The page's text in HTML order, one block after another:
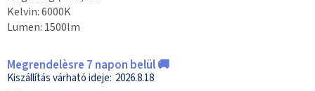
Kelvin: 6000K
Lumen: 1500lm
Megrendelèsre 7 napon belül 🚚
2026.8.18